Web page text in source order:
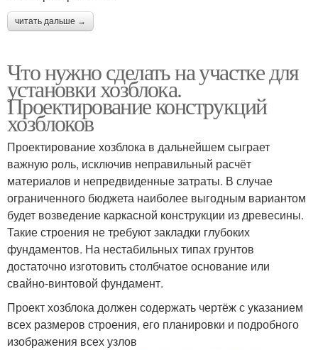
читать дальше →
Что нужно сделать на участке для
установки хозблока.
Проектирование конструкций
хозблоков
Проектирование хозблока в дальнейшем сыграет
важную роль, исключив неправильный расчёт
материалов и непредвиденные затраты. В случае
ограниченного бюджета наиболее выгодным вариантом
будет возведение каркасной конструкции из древесины.
Такие строения не требуют закладки глубоких
фундаментов. На нестабильных типах грунтов
достаточно изготовить столбчатое основание или
свайно-винтовой фундамент.
Проект хозблока должен содержать чертёж с указанием
всех размеров строения, его планировки и подробного
изображения всех узлов